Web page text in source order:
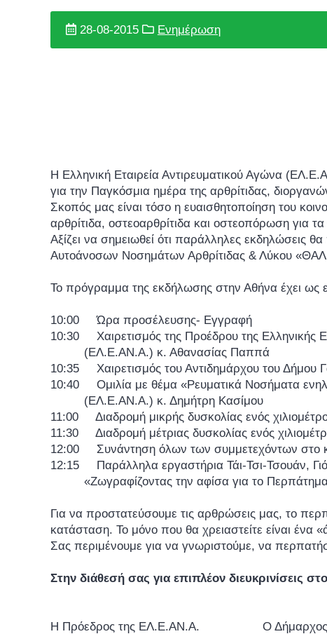
28-08-2015 Ενημέρωση
Η Ελληνική Εταιρεία Αντιρευματικού Αγώνα
για την Παγκόσμια ημέρα της αρθρίτιδας,
Σκοπός μας είναι τόσο η ευαισθητοποίηση του
αρθρίτιδα, οστεοαρθρίτιδα και οστεοπόρωση για
Αξίζει να σημειωθεί ότι παράλληλες
Αυτοάνοσων Νοσημάτων Αρθρίτιδας & Λύκου
Το πρόγραμμα της εκδήλωσης στην Αθήνα έχει ως
10:00 Ώρα προσέλευσης- Εγγραφή
10:30 Χαιρετισμός της Προέδρου της Ελληνικής
(ΕΛ.Ε.ΑΝ.Α.) κ. Αθανασίας Παππά
10:35 Χαιρετισμός του Αντιδημάρχου του Δήμου
10:40 Ομιλία με θέμα «Ρευματικά Νοσήματα
(ΕΛ.Ε.ΑΝ.Α.) κ. Δημήτρη Κασίμου
11:00 Διαδρομή μικρής δυσκολίας ενός
11:30 Διαδρομή μέτριας δυσκολίας ενός
12:00 Συνάντηση όλων των συμμετεχόντων στο
12:15 Παράλληλα εργαστήρια Τάι-Τσι-Τσουάν,
«Ζωγραφίζοντας την αφίσα για το
Για να προστατεύσουμε τις αρθρώσεις μας, το
κατάσταση. Το μόνο που θα χρειαστείτε είναι ένα
Σας περιμένουμε για να γνωριστούμε, να
Στην διάθεσή σας για επιπλέον διευκρινίσεις
Η Πρόεδρος της ΕΛ.Ε.ΑΝ.Α. Ο Δήμαρχος